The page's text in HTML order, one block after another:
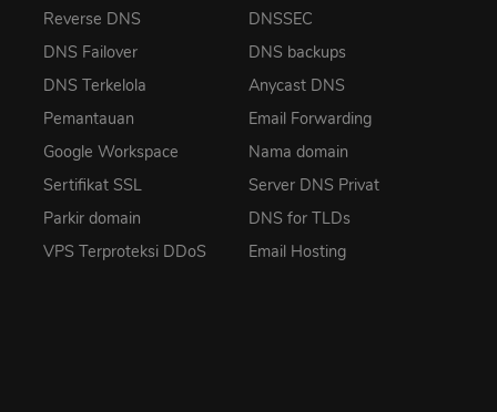
Reverse DNS
DNS Failover
DNS Terkelola
Pemantauan
Google Workspace
Sertifikat SSL
Parkir domain
VPS Terproteksi DDoS
DNSSEC
DNS backups
Anycast DNS
Email Forwarding
Nama domain
Server DNS Privat
DNS for TLDs
Email Hosting